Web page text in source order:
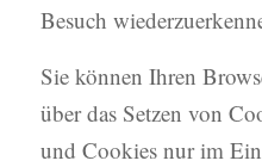
Besuch
Sie können Ihren
über das Setzen von
und Cookies nur im